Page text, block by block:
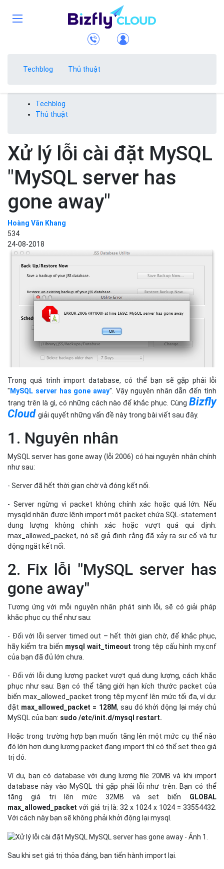
Techblog Thủ thuật
Techblog
Thủ thuật
Xử lý lỗi cài đặt MySQL
"MySQL server has
gone away"
Hoàng Văn Khang
534
24-08-2018
Trong quá trình import database, có thể bạn sẽ gặp phải lỗi
" MySQL server has gone away". Vậy nguyên nhân dẫn đến tình
trạng trên là gì, có những cách nào để khắc phục. Cùng Bizfly
Cloud giải quyết những vấn đề này trong bài viết sau đây.
1. Nguyên nhân
MySQL server has gone away (lỗi 2006) có hai nguyên nhân chính
như sau:
- Server đã hết thời gian chờ và đóng kết nối.
- Server ngừng vì packet không chính xác hoặc quá lớn. Nếu
mysqld nhận được lệnh import một packet chứa SQL-statement
dung lượng không chính xác hoặc vượt quá qui định:
max_allowed_packet, nó sẽ giả định rằng đã xảy ra sự cố và tự
động ngắt kết nối.
2. Fix lỗi "MySQL server has
gone away"
Tương ứng với mỗi nguyên nhân phát sinh lỗi, sẽ có giải pháp
khắc phục cụ thể như sau:
- Đối với lỗi server timed out – hết thời gian chờ, để khắc phục,
hãy kiểm tra biến mysql wait_timeout trong tệp cấu hình my.cnf
của bạn đã đủ lớn chưa.
- Đối với lỗi dung lượng packet vượt quá dung lượng, cách khắc
phục như sau: Bạn có thể tăng giới hạn kích thước packet của
biến max_allowed_packet trong tệp my.cnf lên mức tối đa, ví dụ:
đặt max_allowed_packet = 128M, sau đó khởi động lại máy chủ
MySQL của bạn: sudo /etc/init.d/mysql restart.
Hoặc trong trường hợp bạn muốn tăng lên một mức cụ thể nào
đó lớn hơn dung lượng packet đang import thì có thể set theo giá
trị đó.
Ví dụ, bạn có database với dung lượng file 20MB và khi import
database này vào MySQL thì gặp phải lỗi như trên. Bạn có thể
tăng giá trị lên mức 32MB và set biến GLOBAL
max_allowed_packet với giá trị là: 32 x 1024 x 1024 = 33554432.
Với cách này bạn sẽ không phải khởi động lại mysql.
Sau khi set giá trị thỏa đáng, bạn tiến hành import lại.